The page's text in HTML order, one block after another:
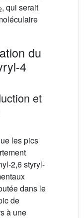
, qui serait
du
4
et
les pics
2,6 styryl-
dans le
de
à une